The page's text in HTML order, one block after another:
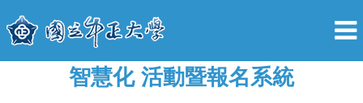
智慧化 活動暨報名系統